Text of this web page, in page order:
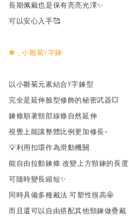
長期佩戴也是保有亮亮光澤✨
可以安心入手🥰
✽‎ ·̩͙ 小雛菊Y字鍊
以小雛菊元素結合Y字鍊型
完全是延伸臉型修飾的秘密武器💥
鍊條順著頸部線條自然延伸
視覺上能讓整體比例更加修長~
💡利用扣環作為滑動機關
能自由拉動鍊條 改變上方頸鍊的長度
可隨時變長縮短✨
同時具備多種戴法 可塑性很高🤩
而且還可以自由搭配其他頸鍊做疊戴